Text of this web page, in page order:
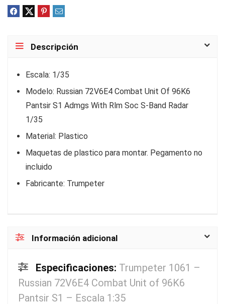
Descripción
Escala: 1/35
Modelo: Russian 72V6E4 Combat Unit Of 96K6
Pantsir S1 Admgs With Rlm Soc S-Band Radar
1/35
Material: Plastico
Maquetas de plastico para montar. Pegamento no
incluido
Fabricante: Trumpeter
Información adicional
Especificaciones: Trumpeter 1061 –
Russian 72V6E4 Combat Unit of 96K6
Pantsir S1 – Escala 1:35